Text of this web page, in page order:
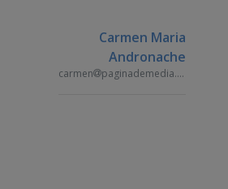
Carmen Maria
Andronache
carmen paginademedia.ro